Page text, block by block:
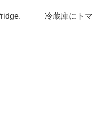
fridge. 冷蔵庫にトマ